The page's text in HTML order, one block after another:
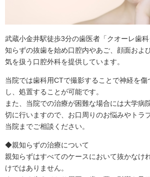
武蔵小金井駅徒歩3分の歯医者「クオーレ歯
知らずの抜歯を始め口腔内やあご、顔面およ
気を扱う口腔外科を提供しています。
当院では歯科用CTで撮影することで神経を傷
し、処置することが可能です。
また、当院での治療が困難な場合には大学病
切に行いますので、お口周りのお悩みやトラ
当院までご相談ください。
◆親知らずの治療について
親知らずはすべてのケースにおいて抜かなけ
けではありません。